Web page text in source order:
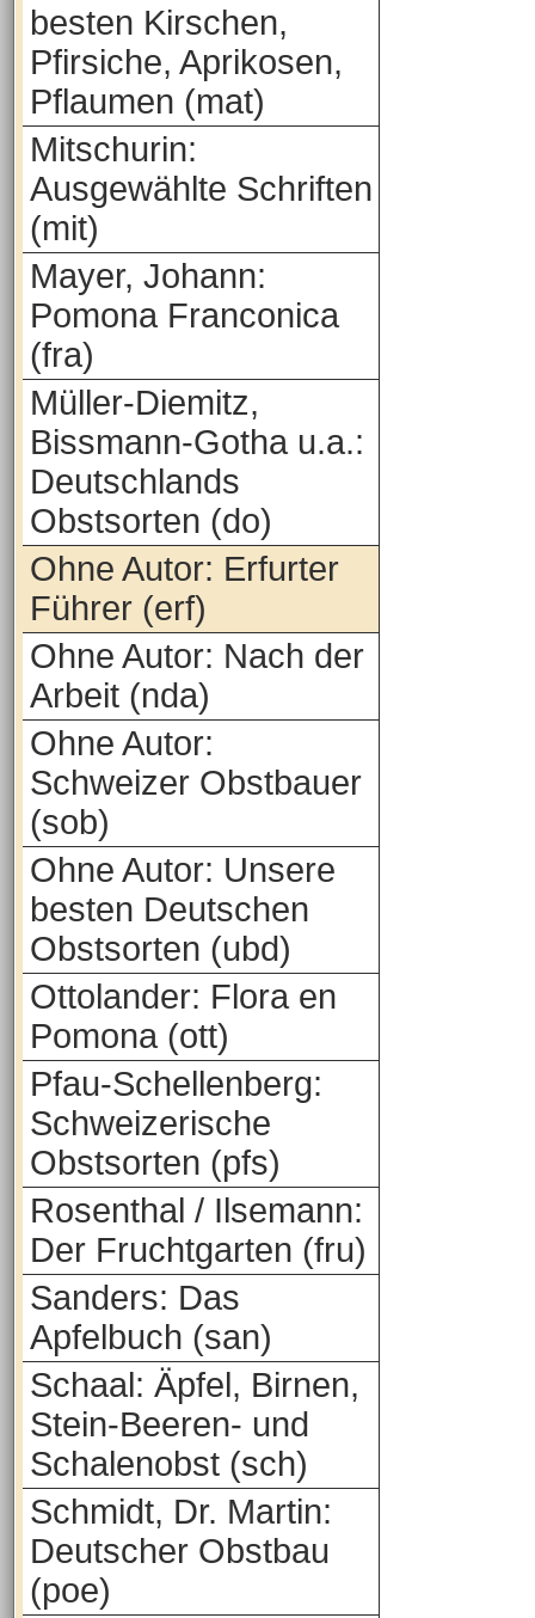
besten Kirschen,
Pfirsiche, Aprikosen,
Pflaumen (mat)
Mitschurin:
Ausgewählte Schriften
(mit)
Mayer, Johann:
Pomona Franconica
(fra)
Müller-Diemitz,
Bissmann-Gotha u.a.:
Deutschlands
Obstsorten (do)
Ohne Autor: Erfurter
Führer (erf)
Ohne Autor: Nach der
Arbeit (nda)
Ohne Autor:
Schweizer Obstbauer
(sob)
Ohne Autor: Unsere
besten Deutschen
Obstsorten (ubd)
Ottolander: Flora en
Pomona (ott)
Pfau-Schellenberg:
Schweizerische
Obstsorten (pfs)
Rosenthal / Ilsemann:
Der Fruchtgarten (fru)
Sanders: Das
Apfelbuch (san)
Schaal: Äpfel, Birnen,
Stein-Beeren- und
Schalenobst (sch)
Schmidt, Dr. Martin:
Deutscher Obstbau
(poe)